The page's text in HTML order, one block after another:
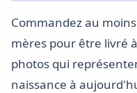
Commandez au
mères pour être livré
photos qui
naissance à